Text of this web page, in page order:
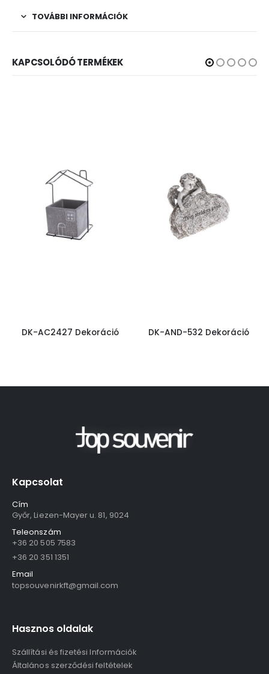
TOVÁBBI INFORMÁCIÓK
KAPCSOLÓDÓ TERMÉKEK
DK-AC2427 Dekoráció DK-AND-532 Dekoráció
Kapcsolat
Cím
Győr, Liezen-Mayer u. 81, 9024
Teleonszám
+36 20 505 7583
+36 20 351 1351
Email
topsouvenirkft@gmail.com
Hasznos oldalak
Szállítási és fizetési Információk
Általános szerződési feltételek